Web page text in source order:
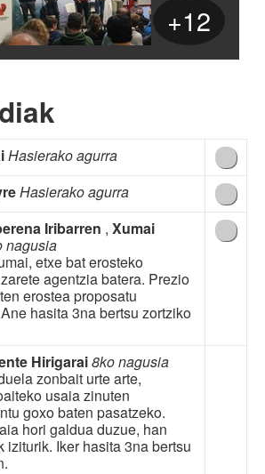
+12
Hasierako agurra
Hasierako agurra
Iribarren , Xumai
nagusia
etxe bat erosteko
agentzia batera. Prezio
erostea proposatu
hasita 3na bertsu zortziko
Hirigarai8ko nagusia
zonbait urte arte,
usaia zinuten
goxo baten pasatzeko.
hori galdua duzue, han
iziturik. Iker hasita 3na bertsu